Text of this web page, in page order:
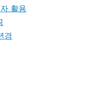
활용
경